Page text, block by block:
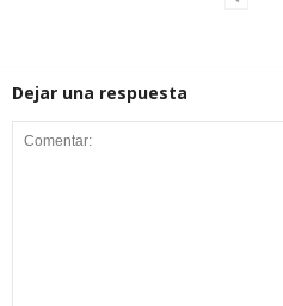
Dejar una respuesta